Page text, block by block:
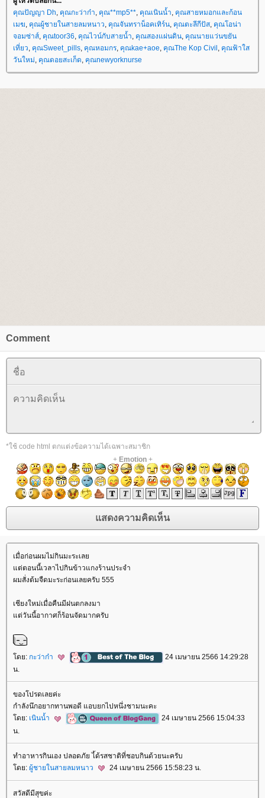
คุณปัญญา Dh, คุณกะว่าก๋า, คุณ**mp5**, คุณเนินน้ำ, คุณสายหมอกและก้อน
เมฆ, คุณผู้ชายในสายลมหนาว, คุณจันทราน็อคเทิร์น, คุณตะลีกีปัส, คุณโอน่า
จอมซ่าส์, คุณtoor36, คุณไวน์กับสายน้ำ, คุณสองแผ่นดิน, คุณนายแว่นขยัน
เที่ยว, คุณSweet_pills, คุณหอมกร, คุณkae+aoe, คุณThe Kop Civil , คุณฟ้าใส
วันใหม่, คุณดอยสะเก็ด, คุณnewyorknurse
Comment
*ใช้ code html ตกแต่งข้อความได้เฉพาะสมาชิก
+ Emotion+
เมื่อก่อนผมไม่กินมะระเล
ต่ตอนนี้เวลาไปกินข้าวแกงร้านประจำ
ผมสั่งต้มจืดมะระก่อนเลยครับ 555
เชียงใหม่เมื่อคืนมีฝนตกลงมา
ต่วันนี้อากาศก็ร้อนจัดมากครับ
ดย: กะว่าก๋า
24 เมษายน 2566 14:29:28
น.
ของโปรดเลยค่ะ
กำลังนึกอยากทานพอดี แอบยกไปหนึ่งชามนะคะ
ดย: เนินน้ำ
24 เมษายน 2566 15:04:33
น.
ทำอาหารกินเอง ปลอดภัย ไ้ด้รสชาติที่ชอบกินด้วยนะครับ
ดย: ผู้ชายในสายลมหนาว 24 เมษายน 2566 15:58:23 น.
สวัสดีมีสุขค่ะ